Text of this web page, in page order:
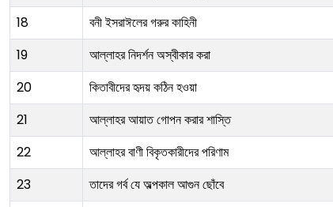
18
বনী ইসরাঈলের গরুর কাহিনী
19
আল্লাহর নিদর্শন অস্বীকার করা
20
কিতাবীদের হৃদয় কঠিন হওয়া
21
আল্লাহর আয়াত গোপন করার শাস্তি
22
আল্লাহর বাণী বিকৃতকারীদের পরিণাম
23
তাদের গর্ব যে অল্পকাল আগুন ছোঁবে